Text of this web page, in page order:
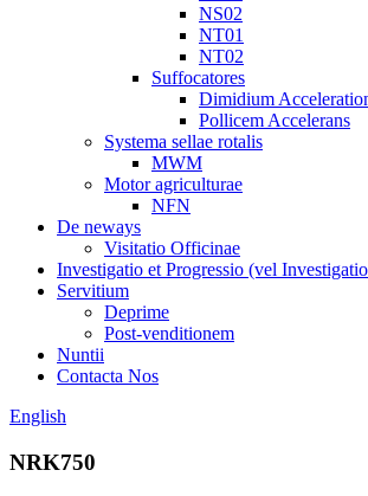
NS02
NT01
NT02
Suffocatores
Dimidium
Pollicem Accelerans
Systema sellae rotalis
MWM
Motor agriculturae
NFN
De neways
Visitatio Officinae
Investigatio et Progressio (vel
Servitium
Deprime
Post-venditionem
Nuntii
Contacta Nos
English
NRK750